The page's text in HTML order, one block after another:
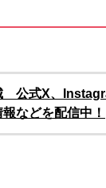
公式X、
などを配信中！